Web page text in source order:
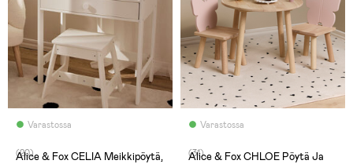
Varastossa
(20)
Alice & Fox CELIA Meikkipöytä,
Varastossa
(31)
Alice & Fox CHLOE Pöytä Ja